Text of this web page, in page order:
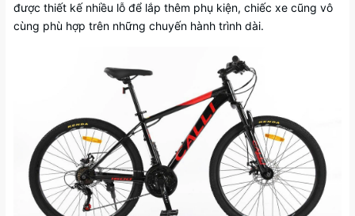
được thiết kế nhiều lỗ để lắp thêm phụ kiện, chiếc xe cũng vô
cùng phù hợp trên những chuyến hành trình dài.